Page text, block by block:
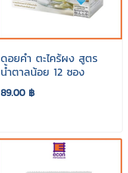
ดอยคำ ตะไคร้ผง สูตร
น้ำตาลน้อย 12 ซอง
89.00 ฿